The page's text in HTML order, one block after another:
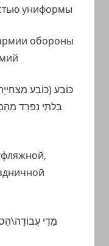
униформы
обороны
כּוֹבַע (כּוֹבַע
בִּלתִי נִפרַד
מַדֵי